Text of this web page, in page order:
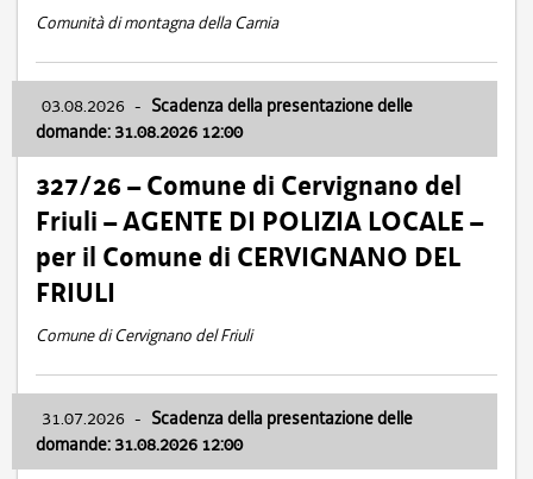
Comunità di montagna della Carnia
03.08.2026 - Scadenza della presentazione delle
domande: 31.08.2026 12:00
327/26 – Comune di Cervignano del
Friuli – AGENTE DI POLIZIA LOCALE –
per il Comune di CERVIGNANO DEL
FRIULI
Comune di Cervignano del Friuli
31.07.2026 - Scadenza della presentazione delle
domande: 31.08.2026 12:00